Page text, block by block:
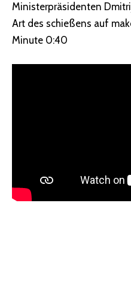
Ministerpräsidenten
Art des schießens auf
Minute 0:40